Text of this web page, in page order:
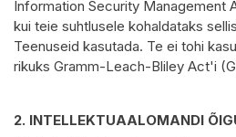
Information Security Management
kui teie suhtlusele kohaldataks
Teenuseid kasutada. Te ei tohi
rikuks Gramm-Leach-Bliley Act'i
2. INTELLEKTUAALOMANDI